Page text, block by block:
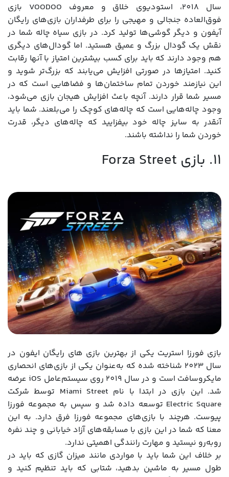
سال 2018، استودیوی خلاق و معروف VOODOO بازی
فوق‌العاده جنجالی و مهیجی را برای طرفداران بازی‌‌های رایگان
آیفون و دیگر گوشی‌ها تولید کرد. در بازی سیاه چاله شما در
نقش یک گودال بزرگ و عمیق هستید. اما گودال‌های دیگری
هم وجود دارند که باید برای کسب بیشترین امتیاز با آنها رقابت
کنید. امتیازها در صورتی افزایش می‌یابند که بزرگ‌تر شوید و
این نیازمند خوردن تمام ساختمان‌ها و فضاهایی است که در
مسیر شما قرار دارند. آنچه باعث افزایش هیجان بازی می‌شود،
وجود چاله‌هایی است که چاله‌های کوچک را می‌بلعند. شما باید
آنقدر به سایز چاله خود بیفزایید که چاله‌های دیگر، قدرت
خوردن شما را نداشته باشند.
11. بازی Forza Street
بازی فورزا استریت یکی از بهترین بازی های رایگان ایفون در
سال 2023 شناخته شده که به‌عنوان یکی از بازی‌های انحصاری
مایکروسافت است و در سال 2019 روی سیستم‌عامل iOS عرضه
شد. این بازی در ابتدا با نام Miami Street توسط شرکت
Electric Square توسعه داده شد و سپس به مجموعه فورزا
پیوست. هرچند با بازی‌های مجموعه فورزا فرق دارد. به این
معنا که شما در این بازی با مسابقه‌های آزاد خیابانی و چند نفره
روبه‌رو نیستید و مهارت رانندگی اهمیتی ندارد.
بر خلاف این شما باید با مواردی مانند میزان گازی که باید در
طول مسیر به ماشین بدهید، شتابی که باید تنظیم کنید و